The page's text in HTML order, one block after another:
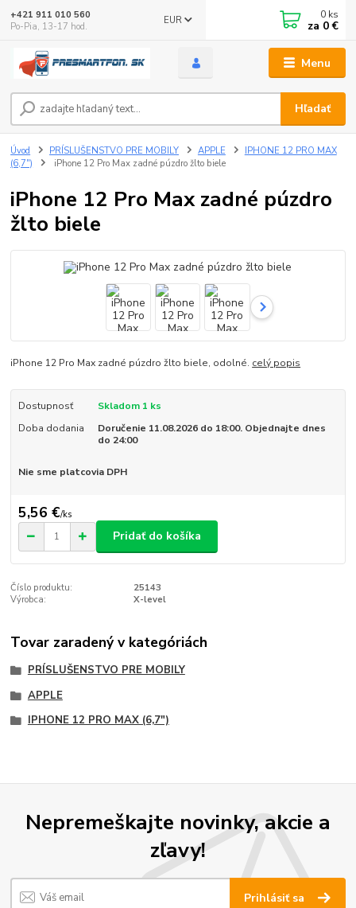
Menu
EUR
Hľadať
+421 911 010 560
Po-Pia, 13-17 hod.
0 ks
za 0 €
Úvod PRÍSLUŠENSTVO PRE MOBILY APPLE
IPHONE 12 PRO MAX
(6,7")
iPhone 12 Pro Max zadné púzdro žlto biele
iPhone 12 Pro Max zadné púzdro
žlto biele
iPhone 12 Pro Max zadné púzdro žlto biele, odolné. celý popis
Dostupnosť
Skladom 1 ks
Doba dodania
Doručenie 11.08.2026 do 18:00. Objednajte dnes
do 24:00
Nie sme platcovia DPH
5,56 €/ks
Pridať do košíka
Číslo produktu:
25143
Výrobca:
X-level
Tovar zaradený v kategóriách
PRÍSLUŠENSTVO PRE MOBILY
APPLE
IPHONE 12 PRO MAX (6,7")
Nepremeškajte novinky, akcie a
zľavy!
Prihlásiť sa